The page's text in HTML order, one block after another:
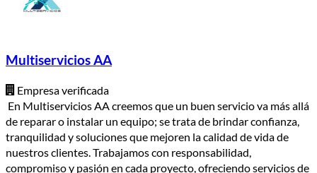
Multiservicios AA
Empresa verificada
En Multiservicios AA creemos que un buen servicio va más allá
de reparar o instalar un equipo; se trata de brindar confianza,
tranquilidad y soluciones que mejoren la calidad de vida de
nuestros clientes. Trabajamos con responsabilidad,
compromiso y pasión en cada proyecto, ofreciendo servicios de